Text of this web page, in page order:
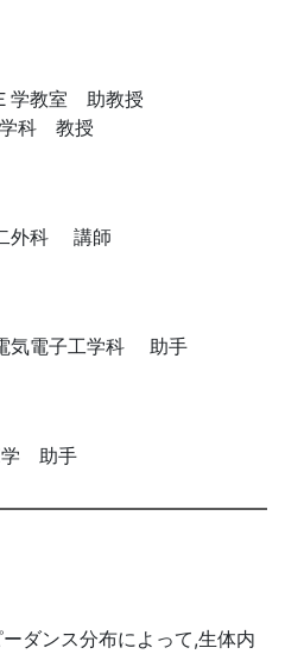
学教室 助教授
学科 教授
外科 講師
気電子工学科 助手
学 助手
ダンス分布によって,生体内